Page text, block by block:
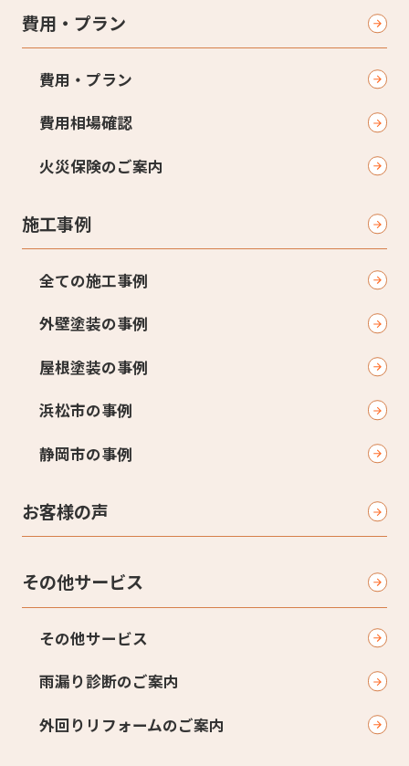
費用・プラン
費用・プラン
費用相場確認
火災保険のご案内
施工事例
全ての施工事例
外壁塗装の事例
屋根塗装の事例
浜松市の事例
静岡市の事例
お客様の声
その他サービス
その他サービス
雨漏り診断のご案内
外回りリフォームのご案内